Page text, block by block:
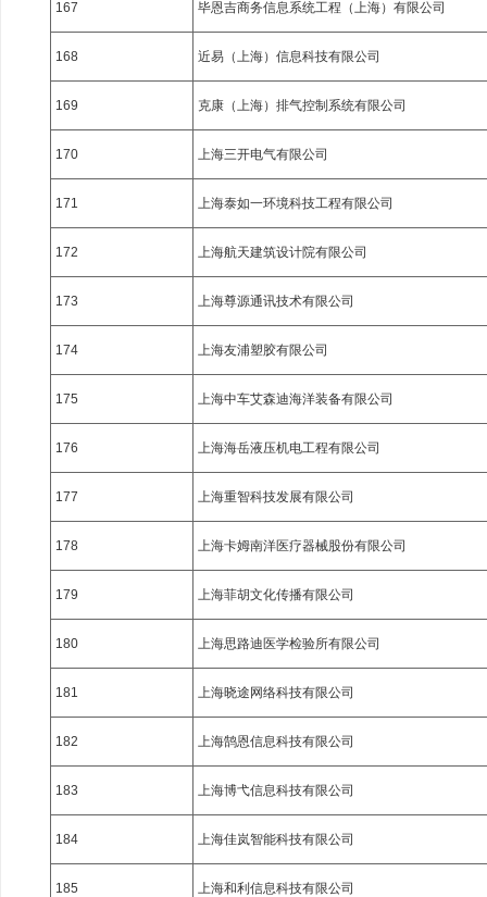
167 毕恩吉商务信息系统工程（上海）有限公司
168 近易（上海）信息科技有限公司
169 克康（上海）排气控制系统有限公司
170 上海三开电气有限公司
171 上海泰如一环境科技工程有限公司
172 上海航天建筑设计院有限公司
173 上海尊源通讯技术有限公司
174 上海友浦塑胶有限公司
175 上海中车艾森迪海洋装备有限公司
176 上海海岳液压机电工程有限公司
177 上海重智科技发展有限公司
178 上海卡姆南洋医疗器械股份有限公司
179 上海菲胡文化传播有限公司
180 上海思路迪医学检验所有限公司
181 上海晓途网络科技有限公司
182 上海鹄恩信息科技有限公司
183 上海博弋信息科技有限公司
184 上海佳岚智能科技有限公司
185 上海和利信息科技有限公司